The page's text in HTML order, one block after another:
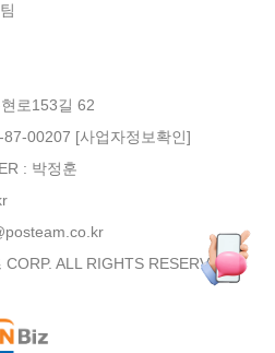
로153길 62
87-00207 [사업자정보확인]
: 박정훈
ALL RIGHTS RESERVED.